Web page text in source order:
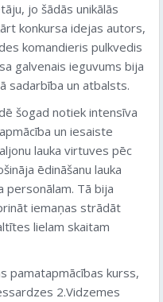
jo šādās unikālās
konkursa idejas autors,
komandieris pulkvedis
galvenais ieguvums bija
sadarbība un atbalsts.
šogad notiek intensīva
un iesaiste
lauka virtuves pēc
ēdināšanu lauka
personālam. Tā bija
iemaņas strādāt
lielam skaitam
pamatapmācības kurss,
2.Vidzemes